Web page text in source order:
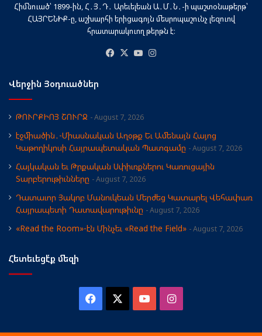
Հիմնուած՝ 1899-ին, Հ․Յ․Դ․ Արեւելեան Ա․Մ․Ն․-ի պաշտօնաթերթ՝
ՀԱՅՐԵՆԻՔ-ը, աշխարհի երիցագոյն մեսրոպաշունչ լեզուով
հրատարակուող թերթն է։
Facebook
X YouTube
Վերջին Յօդուածներ
ԹՈՒՐՔԻՈՅ ՇՈՒՐՋ August 7, 2026
էջմիածին․-Միասնական Աղօթք Եւ Ամենայն Հայոց
Կաթողիկոսի Հայրապետական Պատգամը
August 7, 2026
Հայկական եւ Թրքական Սփիւռքներու Կառուցային
Տարբերութիւնները
August 7, 2026
Դատաւոր Յակոբ Մանուկեան Մերժեց Կատարել Վեհափառ
Հայրապետի Դատավարութիւնը
August 7, 2026
«Read the Room»-էն Մինչեւ «Read the Field» August 7, 2026
Հետեւեցէ՛ք մեզի
Facebook YouTubeInstagram